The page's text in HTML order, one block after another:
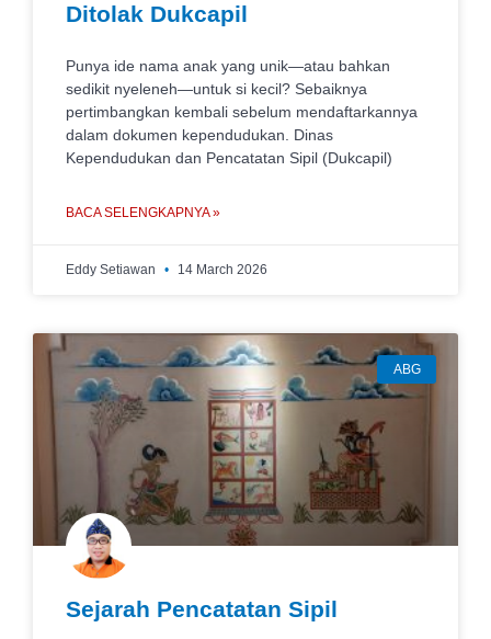
Ditolak Dukcapil
Punya ide nama anak yang unik—atau bahkan
sedikit nyeleneh—untuk si kecil? Sebaiknya
pertimbangkan kembali sebelum mendaftarkannya
dalam dokumen kependudukan. Dinas
Kependudukan dan Pencatatan Sipil (Dukcapil)
BACA SELENGKAPNYA »
Eddy Setiawan 14 March 2026
ABG
Sejarah Pencatatan Sipil